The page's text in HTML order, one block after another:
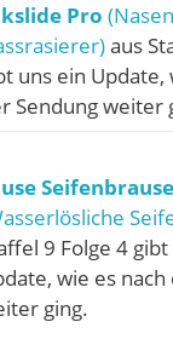
Pro
aus
uns ein Update,
Sendung weiter
Seifenbrause
9 Folge 4
wie es
ging.